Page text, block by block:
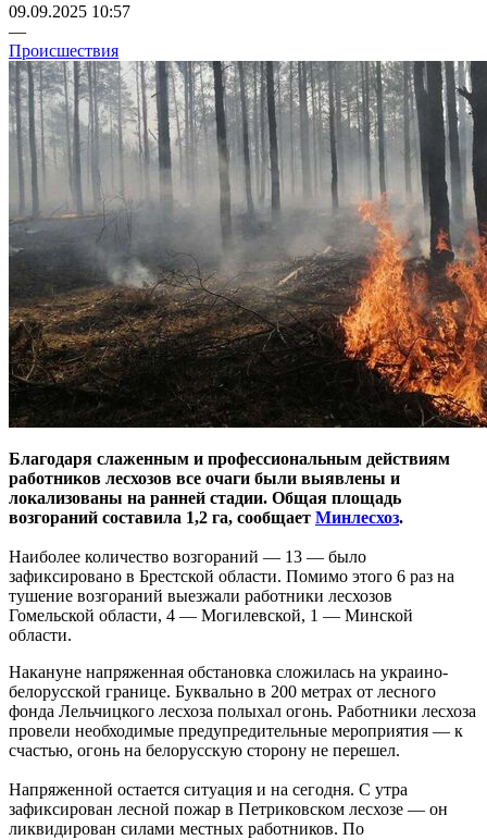
09.09.2025 10:57
—
Происшествия
Благодаря слаженным и профессиональным действиям
работников лесхозов все очаги были выявлены и
локализованы на ранней стадии. Общая площадь
возгораний составила 1,2 га, сообщает Минлесхоз.
Наиболее количество возгораний — 13 — было
зафиксировано в Брестской области. Помимо этого 6 раз на
тушение возгораний выезжали работники лесхозов
Гомельской области, 4 — Могилевской, 1 — Минской
области.
Накануне напряженная обстановка сложилась на украино-
белорусской границе. Буквально в 200 метрах от лесного
фонда Лельчицкого лесхоза полыхал огонь. Работники лесхоза
провели необходимые предупредительные мероприятия — к
счастью, огонь на белорусскую сторону не перешел.
Напряженной остается ситуация и на сегодня. С утра
зафиксирован лесной пожар в Петриковском лесхозе — он
ликвидирован силами местных работников. По